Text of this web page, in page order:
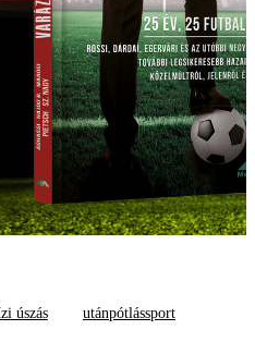
úszás utánpótlássport